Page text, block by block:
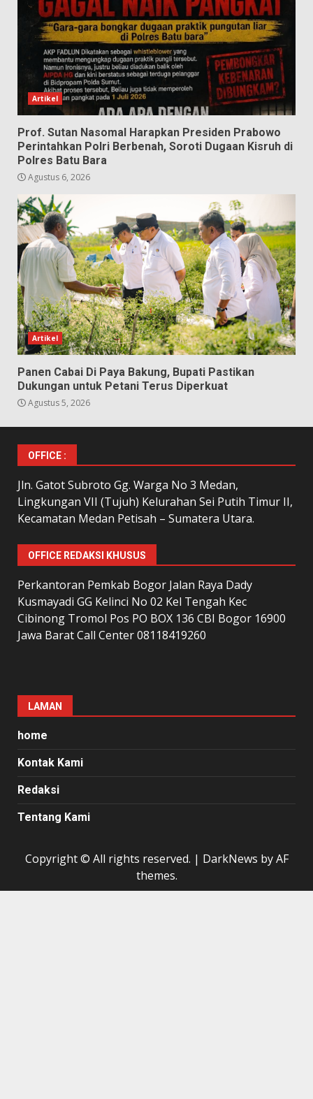
Artikel
Prof. Sutan Nasomal Harapkan Presiden Prabowo
Perintahkan Polri Berbenah, Soroti Dugaan Kisruh di
Polres Batu Bara
Agustus 6, 2026
Artikel
Panen Cabai Di Paya Bakung, Bupati Pastikan
Dukungan untuk Petani Terus Diperkuat
Agustus 5, 2026
OFFICE :
Jln. Gatot Subroto Gg. Warga No 3 Medan,
Lingkungan VII (Tujuh) Kelurahan Sei Putih Timur II,
Kecamatan Medan Petisah – Sumatera Utara.
OFFICE REDAKSI KHUSUS
Perkantoran Pemkab Bogor Jalan Raya Dady
Kusmayadi GG Kelinci No 02 Kel Tengah Kec
Cibinong Tromol Pos PO BOX 136 CBI Bogor 16900
Jawa Barat Call Center 08118419260
LAMAN
home
Kontak Kami
Redaksi
Tentang Kami
Copyright © All rights reserved. | DarkNews by AF
themes.